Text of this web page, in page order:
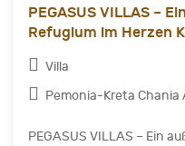
PEGASUS VILLAS –
Refugium im Herzen
Villa
Pemonia-Kreta Chania
PEGASUS VILLAS – Ein